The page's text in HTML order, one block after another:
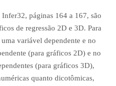
C
o
o
e
s
páginas 164 a 167, são
de regressão 2D e 3D. Para
variável dependente e no
(para gráficos 2D) e no
(para gráficos 3D),
quanto dicotômicas,